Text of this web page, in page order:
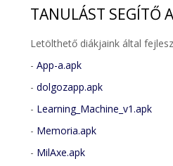
TANULÁST SEGÍTŐ
Letölthető diákjaink által
-App-a.apk
-dolgozapp.apk
- Learning_Machine_v1.apk
- Memoria.apk
- MilAxe.apk